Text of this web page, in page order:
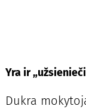
Yra ir
Dukra